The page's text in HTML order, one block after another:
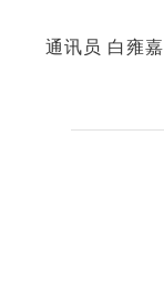
通讯员 白雍嘉